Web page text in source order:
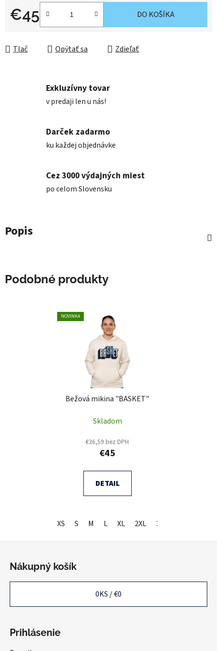
€45
Jednotková cena:
DO KOŠÍKA
Tlač Opýtať sa Zdieľať
Exkluzívny tovar
v predaji len u nás!
Darček zadarmo
ku každej objednávke
Cez 3000 výdajných miest
po celom Slovensku
Popis
Podobné produkty
NOVINKA
Bežová mikina "BASKET"
Skladom
€36,59 bez DPH
€45
DETAIL
XS S M L XL 2XL 3XL
Nákupný košík
0KS /€0
Prihlásenie